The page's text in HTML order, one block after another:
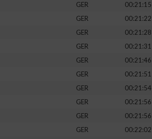
GER
00:21:15
GER
00:21:22
GER
00:21:28
GER
00:21:31
GER
00:21:46
GER
00:21:51
GER
00:21:54
GER
00:21:56
GER
00:21:56
GER
00:22:02